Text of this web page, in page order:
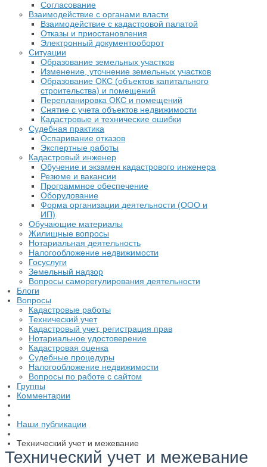
Согласование
Взаимодействие с органами власти
Взаимодействие с кадастровой палатой
Отказы и приостановления
Электронный документооборот
Ситуации
Образование земельных участков
Изменение, уточнение земельных участков
Образование ОКС (объектов капитального
строительства) и помещений
Перепланировка ОКС и помещений
Снятие с учета объектов недвижимости
Кадастровые и технические ошибки
Судебная практика
Оспаривание отказов
Экспертные работы
Кадастровый инженер
Обучение и экзамен кадастрового инженера
Резюме и вакансии
Программное обеспечение
Оборудование
Форма организации деятельности (ООО и
ИП)
Обучающие материалы
Жилищные вопросы
Нотариальная деятельность
Налогообложение недвижимости
Госуслуги
Земельный надзор
Вопросы саморегулирования деятельности
Блоги
Вопросы
Кадастровые работы
Технический учет
Кадастровый учет, регистрация прав
Нотариальное удостоверение
Кадастровая оценка
Судебные процедуры
Налогообложение недвижимости
Вопросы по работе с сайтом
Группы
Комментарии
Наши публикации
Технический учет и межевание
Технический учет и межевание